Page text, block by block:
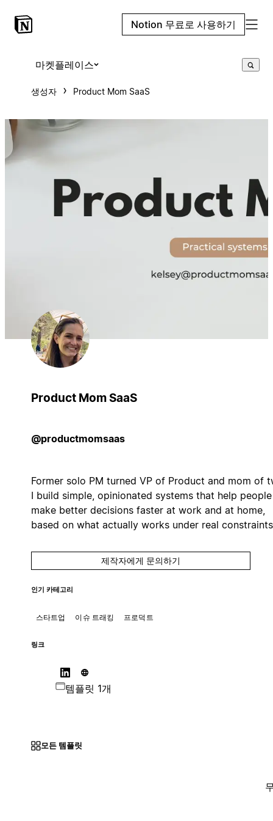
Notion 무료로 사용하기
마켓플레이스
생성자 Product Mom SaaS
Product Mom SaaS
@productmomsaas
Former solo PM turned VP of Product and mom of
I build simple, opinionated systems that help people
make better decisions faster at work and at home,
based on what actually works under real
제작자에게 문의하기
인기 카테고리
스타트업 이슈 트래킹 프로덕트
링크
템플릿 1개
모든 템플릿